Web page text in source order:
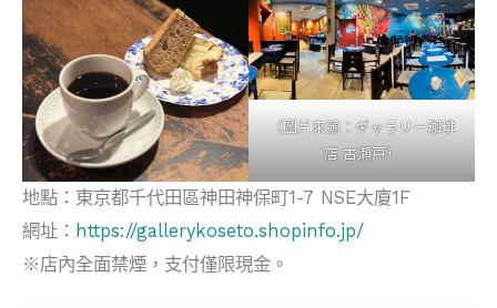
（圖片來源：ギャラリー珈琲
店 古瀬戸）
地點：東京都千代田區神田神保町1-7 NSE大廈1F
網址： https://gallerykoseto.shopinfo.jp/
※店內全面禁煙，支付僅限現金。